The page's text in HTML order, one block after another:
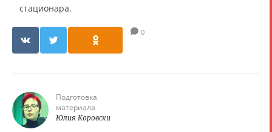
стационара.
0
Подготовка
материала
Юлия Коровски